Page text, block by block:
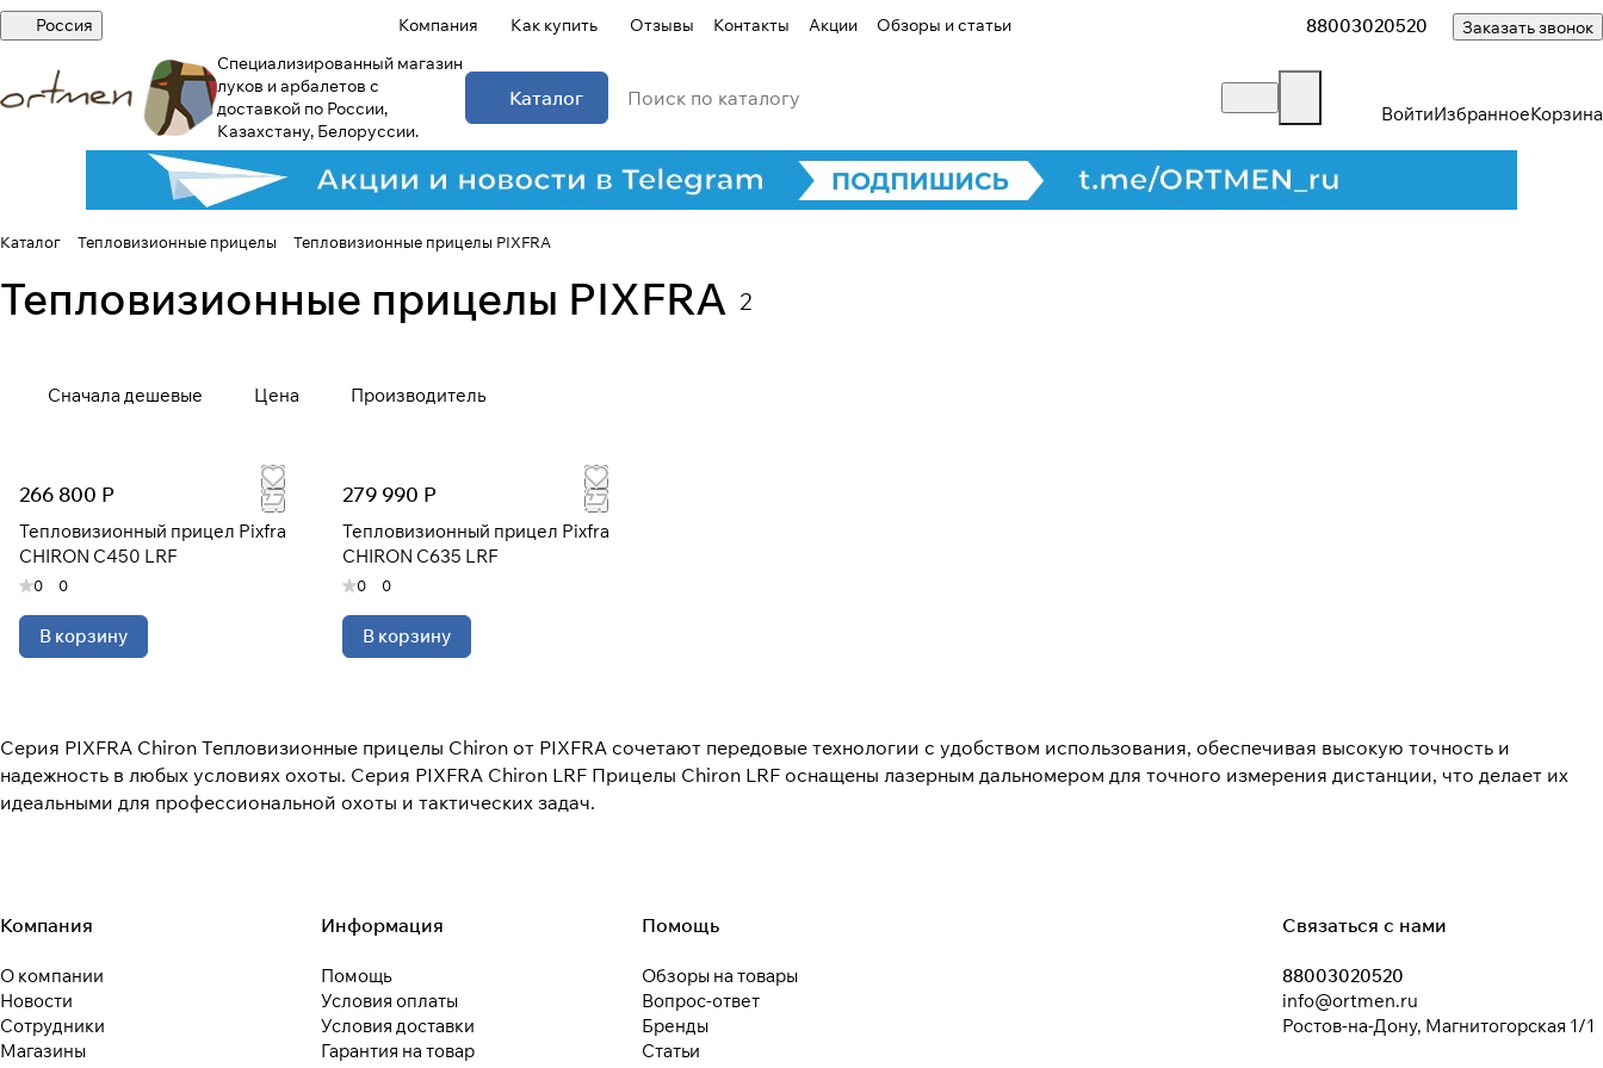
Россия Компания Как купить Отзывы Контакты Акции Обзоры и статьи 88003020520 Заказать звонок
Специализированный магазин
луков и арбалетов с
доставкой по России,
Казахстану, Белоруссии.
Каталог
ВойтиИзбранноеКорзина
Каталог Тепловизионные прицелы Тепловизионные прицелы PIXFRA
Тепловизионные прицелы PIXFRA 2
Сначала дешевые Цена Производитель
266 800 Р
Тепловизионный прицел Pixfra
CHIRON C450 LRF
0 0
В корзину
279 990 Р
Тепловизионный прицел Pixfra
CHIRON C635 LRF
0 0
В корзину
Cерия PIXFRA Chiron Тепловизионные прицелы Chiron от PIXFRA сочетают передовые технологии с удобством использования, обеспечивая высокую точность и
надежность в любых условиях охоты. Cерия PIXFRA Chiron LRF Прицелы Chiron LRF оснащены лазерным дальномером для точного измерения дистанции, что делает их
идеальными для профессиональной охоты и тактических задач.
Закрыть
Для клиентов всех банков
Разбейтеоплату на части
Добавляйте товары
банка
Оставшиеся
* При оплате через
Компания
О компании
Новости
Сотрудники
Магазины
Информация
Помощь
Условия оплаты
Условия доставки
Гарантия на товар
Помощь
Обзоры на товары
Вопрос-ответ
Бренды
Статьи
Связаться с нами
88003020520
info@ortmen.ru
Ростов-на-Дону, Магнитогорская 1/1